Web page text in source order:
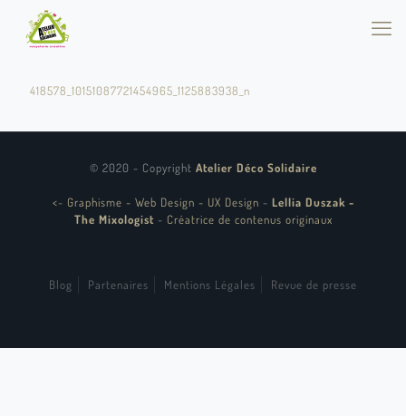
418578_10151087721454965_1125883938_n
© 2020 - Copyright Atelier Déco Solidaire
<- Graphisme - Web Design - UX Design - Lellia Duszak -
The Mixologist - Créatrice de contenus originaux
Blog Partenaires Mentions Légales Revue de presse